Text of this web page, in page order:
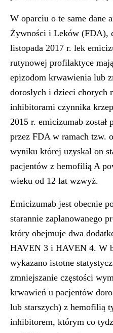
W oparciu o te same dane
Żywności i Leków (FDA),
listopada 2017 r. lek
rutynowej profilaktyce
epizodom krwawienia lub
dorosłych i dzieci chorych
inhibitorami czynnika
2015 r. emicizumab został
przez FDA w ramach tzw.
wyniku której uzyskał on
pacjentów z hemofilią A
wieku od 12 lat wzwyż.
Emicizumab jest obecnie
starannie zaplanowanego
który obejmuje dwa
HAVEN 3 i HAVEN 4. W
wykazano istotne
zmniejszanie częstości
krwawień u pacjentów
lub starszych) z hemofilią
inhibitorem, którym co